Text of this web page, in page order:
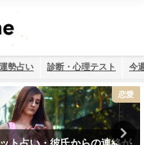
運勢占い 診断・心理テスト 今
恋愛